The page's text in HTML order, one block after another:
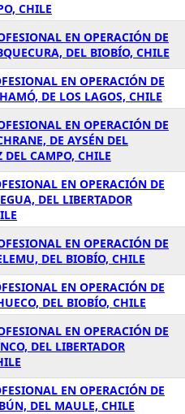
CHILE
EN OPERACIÓN DE
DEL BIOBÍO, CHILE
EN OPERACIÓN DE
DE LOS LAGOS, CHILE
EN OPERACIÓN DE
DE AYSÉN DEL
DEL CAMPO, CHILE
EN OPERACIÓN DE
DEL LIBERTADOR
EN OPERACIÓN DE
DEL BIOBÍO, CHILE
EN OPERACIÓN DE
DEL BIOBÍO, CHILE
EN OPERACIÓN DE
DEL LIBERTADOR
EN OPERACIÓN DE
DEL MAULE, CHILE